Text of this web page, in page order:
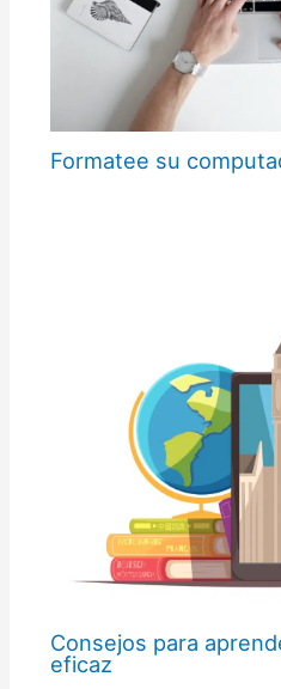
Formatee su
Consejos para
eficaz